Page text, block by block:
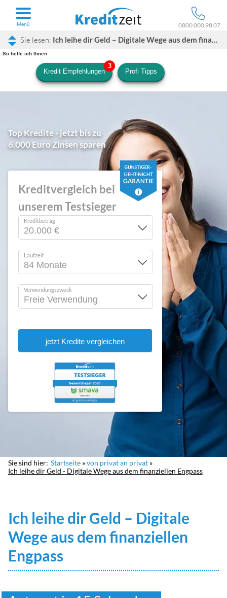
Menü 0800 000 98 07
Ich leihe dir Geld – Digitale Wege aus dem finanziellen Engpass
So helfe ich Ihnen
Kredit Empfehlungen Profi Tipps
Top Kredite - jetzt bis zu
6.000 Euro Zinsen sparen
Kreditvergleich bei
unserem Testsieger
Kreditbetrag
Laufzeit
Verwendungszweck
jetzt Kredite vergleichen
Sie sind hier: Startseite
von privat an privat
Ich leihe dir Geld - Digitale Wege aus dem finanziellen Engpass
Ich leihe dir Geld – Digitale
Wege aus dem finanziellen
Engpass